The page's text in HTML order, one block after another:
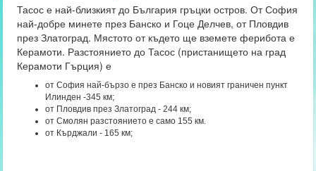
Тасос е най-близкият до България гръцки остров. От София
най-добре минете през Банско и Гоце Делчев, от Пловдив
през Златоград. Мястото от където ще вземете ферибота е
Керамоти. Разстоянието до Тасос (пристанището на град
Керамоти Гърция) е
от София най-бързо е през Банско и новият граничен пункт
Илинден -345 км;
от Пловдив през Златоград - 244 км;
от Смолян разстоянието е само 155 км.
от Кърджали - 165 км;